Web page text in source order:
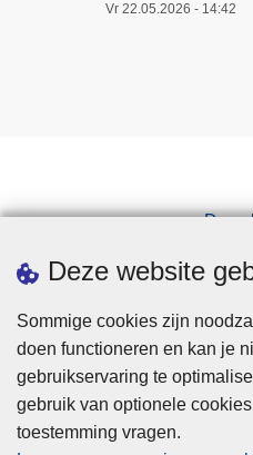
Deze website
Sommige cookies zijn
doen functioneren en kan je
gebruikservaring te
gebruik van optionele
toestemming vragen.
Vr 22.05.2026 - 14:42